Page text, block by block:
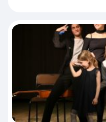
катамараны,
грести, ставить
к родникам за…